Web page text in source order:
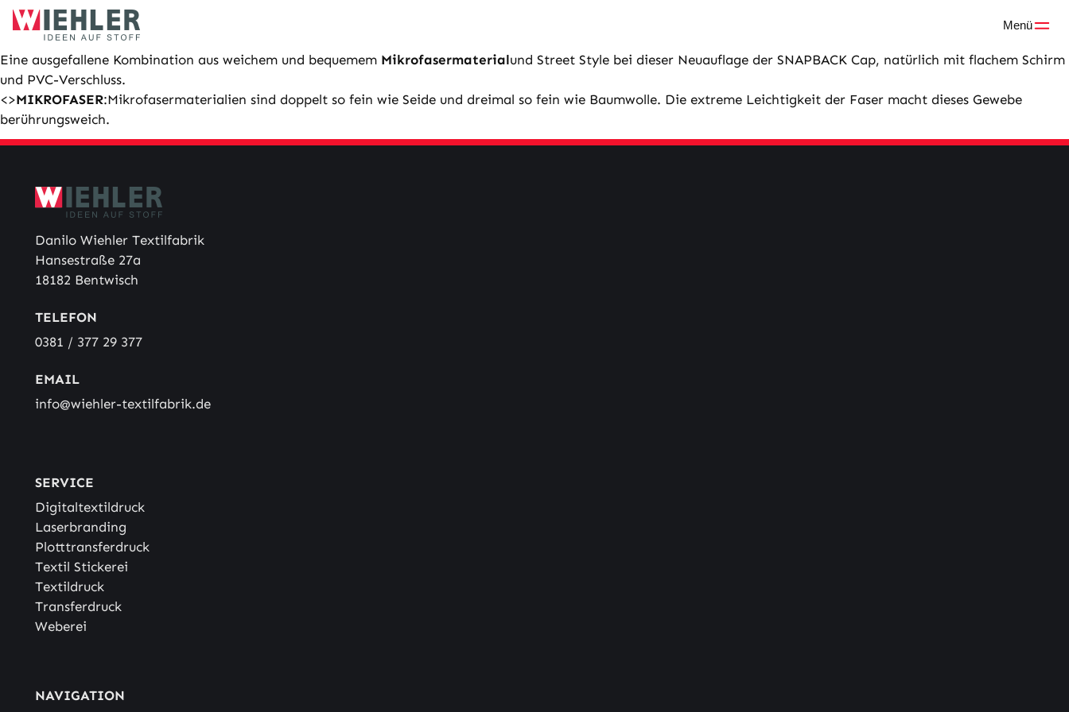
Skip
Menü
Eine ausgefallene Kombination aus weichem und bequemem Mikrofasermaterialund Street Style bei dieser Neuauflage der SNAPBACK Cap, natürlich mit flachem Schirm
und PVC-Verschluss.
<>MIKROFASER:Mikrofasermaterialien sind doppelt so fein wie Seide und dreimal so fein wie Baumwolle. Die extreme Leichtigkeit der Faser macht dieses Gewebe
berührungsweich.
Danilo Wiehler Textilfabrik
Hansestraße 27a
18182 Bentwisch
TELEFON
0381 / 377 29 377
EMAIL
info@wiehler-textilfabrik.de
SERVICE
Digitaltextildruck
Laserbranding
Plotttransferdruck
Textil Stickerei
Textildruck
Transferdruck
Weberei
NAVIGATION